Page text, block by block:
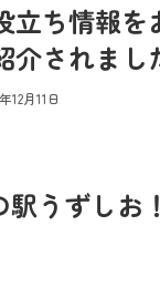
立ち情報を
されまし
12月11日
うずしお！